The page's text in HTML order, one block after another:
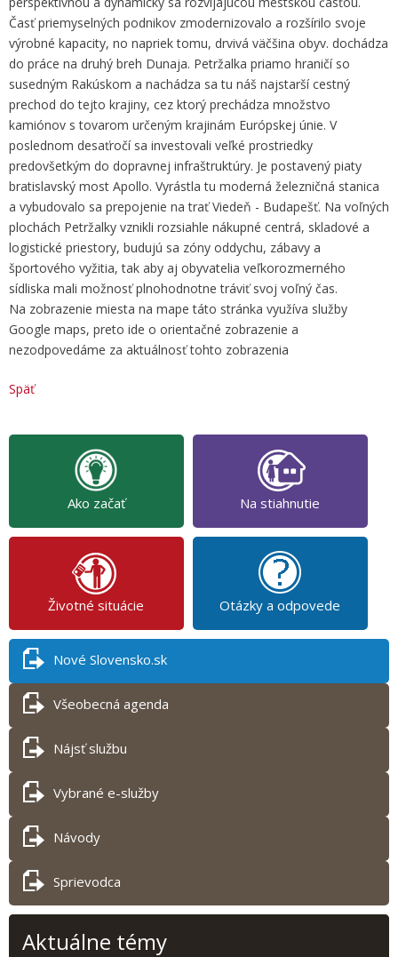
Časť priemyselných podnikov zmodernizovalo a rozšírilo svoje
výrobné kapacity, no napriek tomu, drvivá väčšina obyv. dochádza
do práce na druhý breh Dunaja. Petržalka priamo hraničí so
susedným Rakúskom a nachádza sa tu náš najstarší cestný
prechod do tejto krajiny, cez ktorý prechádza množstvo
kamiónov s tovarom určeným krajinám Európskej únie. V
poslednom desaťročí sa investovali veľké prostriedky
predovšetkým do dopravnej infraštruktúry. Je postavený piaty
bratislavský most Apollo. Vyrástla tu moderná železničná stanica
a vybudovalo sa prepojenie na trať Viedeň - Budapešť. Na voľných
plochách Petržalky vznikli rozsiahle nákupné centrá, skladové a
logistické priestory, budujú sa zóny oddychu, zábavy a
športového vyžitia, tak aby aj obyvatelia veľkorozmerného
sídliska mali možnosť plnohodnotne tráviť svoj voľný čas.
Na zobrazenie miesta na mape táto stránka využíva služby
Google maps, preto ide o orientačné zobrazenie a
nezodpovedáme za aktuálnosť tohto zobrazenia
Späť
Ako začať Na stiahnutie
Životné situácie Otázky a odpovede
Nové Slovensko.sk
Všeobecná agenda
Nájsť službu
Vybrané e-služby
Návody
Sprievodca
Aktuálne témy